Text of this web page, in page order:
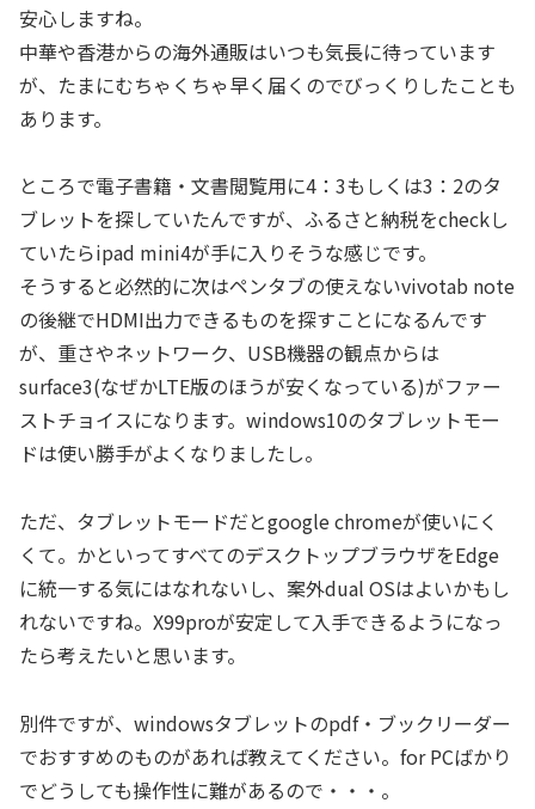
安心しますね。
中華や香港からの海外通販はいつも気長に待っています
が、たまにむちゃくちゃ早く届くのでびっくりしたことも
あります。
ところで電子書籍・文書閲覧用に4：3もしくは3：2のタ
ブレットを探していたんですが、ふるさと納税をcheckし
ていたらipad mini4が手に入りそうな感じです。
そうすると必然的に次はペンタブの使えないvivotab note
の後継でHDMI出力できるものを探すことになるんです
が、重さやネットワーク、USB機器の観点からは
surface3(なぜかLTE版のほうが安くなっている)がファー
ストチョイスになります。windows10のタブレットモー
ドは使い勝手がよくなりましたし。
ただ、タブレットモードだとgoogle chromeが使いにく
くて。かといってすべてのデスクトップブラウザをEdge
に統一する気にはなれないし、案外dual OSはよいかもし
れないですね。X99proが安定して入手できるようになっ
たら考えたいと思います。
別件ですが、windowsタブレットのpdf・ブックリーダー
でおすすめのものがあれば教えてください。for PCばかり
でどうしても操作性に難があるので・・・。